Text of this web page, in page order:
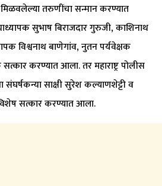
तरुणींचा सन्मान करण्यात
सुभाष बिराजदार गुरुजी, काशिनाथ
विश्वनाथ बाणेगांव, नुतन पर्यवेक्षक
करण्यात आला. तर महाराष्ट्र पोलीस
संघर्षकन्या साक्षी सुरेश कल्याणशेट्टी व
सत्कार करण्यात आला.